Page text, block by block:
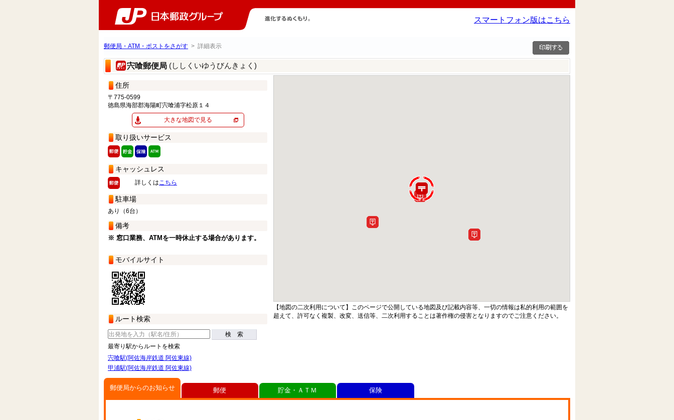
スマートフォン版はこちら
郵便局・ATM・ポストをさがす > 詳細表示
宍喰郵便局 (ししくいゆうびんきょく)
住所
〒775-0599
徳島県海部郡海陽町宍喰浦字松原１４
大きな地図で見る
取り扱いサービス
キャッシュレス
詳しくはこちら
駐車場
あり（6台）
備考
※ 窓口業務、ATMを一時休止する場合があります。
モバイルサイト
ルート検索
検 索
最寄り駅からルートを検索
宍喰駅(阿佐海岸鉄道 阿佐東線)
甲浦駅(阿佐海岸鉄道 阿佐東線)
【地図の二次利用について】このページで公開している地図及び記載内容等、一切の情報は私的利用の範囲を
超えて、許可なく複製、改変、送信等、二次利用することは著作権の侵害となりますのでご注意ください。
郵便局からのお知らせ 郵便 貯金・ＡＴＭ 保険